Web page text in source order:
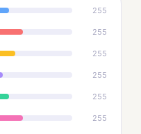
255
255
255
255
255
255